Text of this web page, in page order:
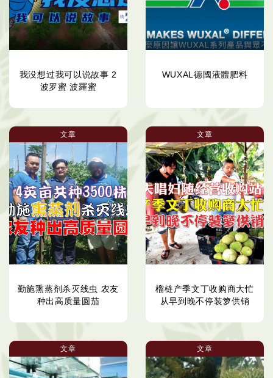
我没想过我可以说故事 2
波罗蜜 波羅蜜
WUXAL德國液體肥料
文章
勤施熏蒸剂杀灭线虫 农友
种出高质量圆茄
文章
榴梿产季文丁收购商大忙
从早到晚不停装箩供销
文章 文章